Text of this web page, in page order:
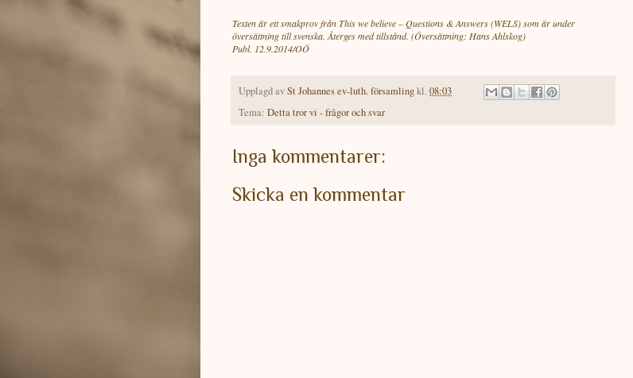
Texten är ett smakprov från This we believe – Questions & Answers (WELS) som är under
översättning till svenska. Återges med tillstånd. (Översättning: Hans Ahlskog)
Publ. 12.9.2014/OÖ
Upplagd avSt Johannes ev-luth. församlingkl. 08:03
Tema: Detta tror vi - frågor och svar
Inga kommentarer:
Skicka en kommentar